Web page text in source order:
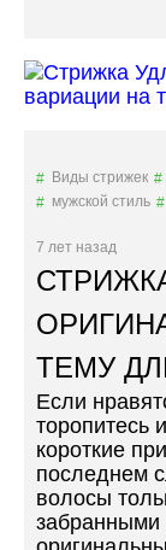
У
П
Д
Х
Д
»
Ж
К
Виды стрижек
мужской стиль
7 лет назад
ТЕМУ
Если
торопитесь
короткие
последнем
волосы
забранными